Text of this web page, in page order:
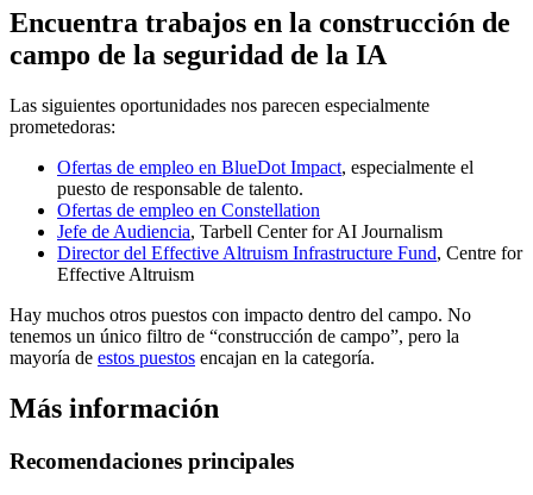
Encuentra trabajos en la construcción de
campo de la seguridad de la IA
Las siguientes oportunidades nos parecen especialmente
prometedoras:
Ofertas de empleo en BlueDot Impact, especialmente el
puesto de responsable de talento.
Ofertas de empleo en Constellation
Jefe de Audiencia, Tarbell Center for AI Journalism
Director del Effective Altruism Infrastructure Fund, Centre for
Effective Altruism
Hay muchos otros puestos con impacto dentro del campo. No
tenemos un único filtro de “construcción de campo”, pero la
mayoría de estos puestos encajan en la categoría.
Más información
Recomendaciones principales